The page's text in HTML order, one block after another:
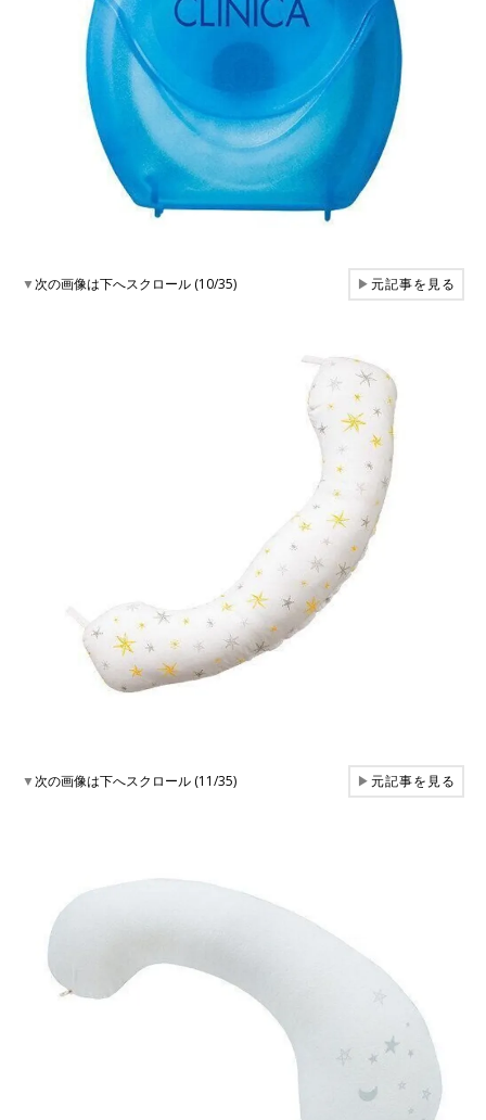
▼次の画像は下へスクロール (10/35) ▶元記事を見る
▼次の画像は下へスクロール (11/35) ▶元記事を見る